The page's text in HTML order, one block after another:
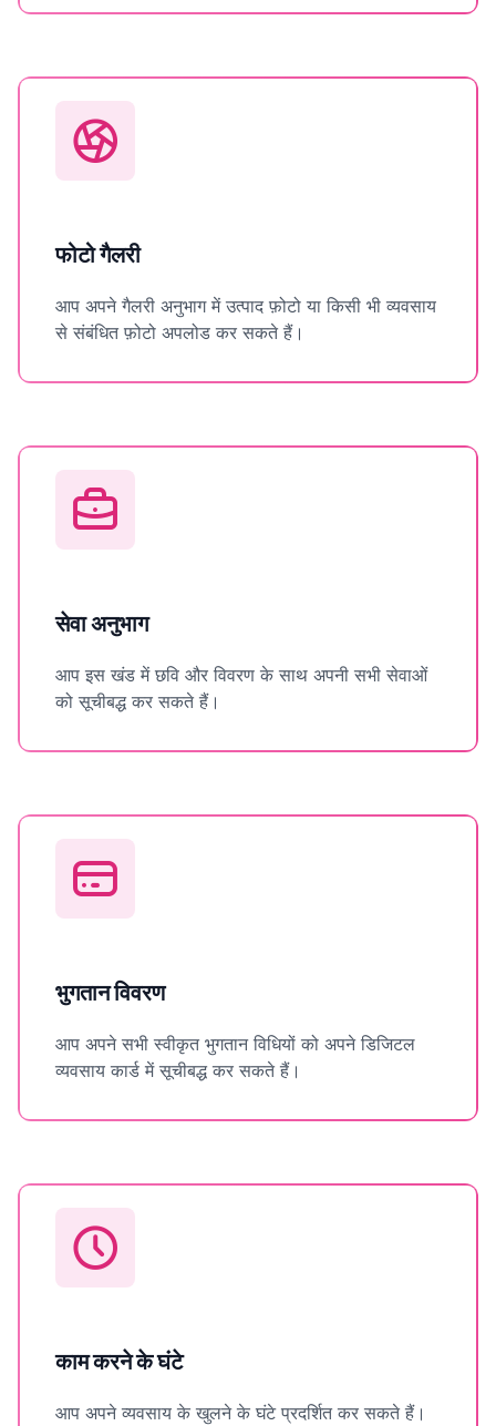
फोटो गैलरी
आप अपने गैलरी अनुभाग में उत्पाद फ़ोटो या किसी भी व्यवसाय
से संबंधित फ़ोटो अपलोड कर सकते हैं।
सेवा अनुभाग
आप इस खंड में छवि और विवरण के साथ अपनी सभी सेवाओं
को सूचीबद्ध कर सकते हैं।
भुगतान विवरण
आप अपने सभी स्वीकृत भुगतान विधियों को अपने डिजिटल
व्यवसाय कार्ड में सूचीबद्ध कर सकते हैं।
काम करने के घंटे
आप अपने व्यवसाय के खुलने के घंटे प्रदर्शित कर सकते हैं।